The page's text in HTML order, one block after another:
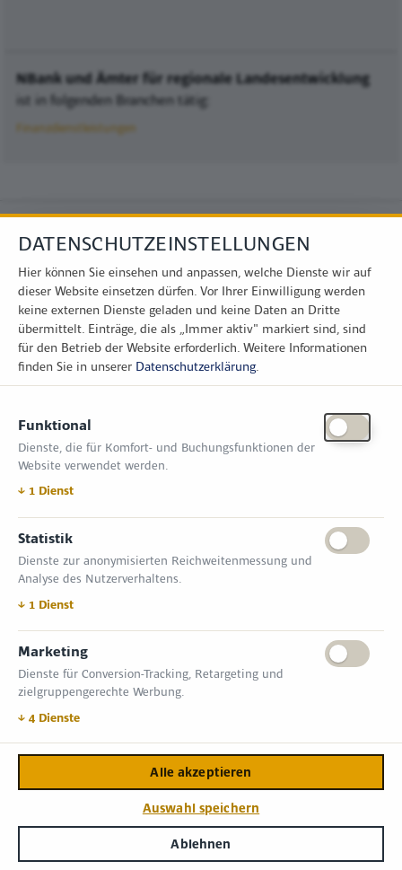
NBank und Ämter für regionale Landesentwicklung
ist in folgenden Branchen tätig:
Finanzdienstleistungen
Zimper Media GmbH
Reinhardtstr. 31, 10117 Berlin
Tel.: +49 (0) 30 814 50 12 600
office@kommunal.de
ÖFFNUNGSZEITEN MESSE
18. November 2026 09:00 – 17:00 Uhr
19. November 2026 09:00 – 17:00 Uhr
VERANSTALTUNGSORT
Messe Erfurt GmbH
Gothaer Straße 34 | D-99094 Erfurt
INFORMATIONEN
Allgemeine Geschäftsbedingungen (AGB)
Datenschutzerklärung
Kontakt
Zimper Media GmbH.
Login
DATENSCHUTZEINSTELLUNGEN
Hier können Sie einsehen und anpassen, welche Dienste wir auf
dieser Website einsetzen dürfen. Vor Ihrer Einwilligung werden
keine externen Dienste geladen und keine Daten an Dritte
übermittelt. Einträge, die als „Immer aktiv" markiert sind, sind
für den Betrieb der Website erforderlich. Weitere Informationen
finden Sie in unserer Datenschutzerklärung.
Funktional
Dienste, die für Komfort- und Buchungsfunktionen der
Website verwendet werden.
↓ 1 Dienst
Statistik
Dienste zur anonymisierten Reichweitenmessung und
Analyse des Nutzerverhaltens.
↓ 1 Dienst
Marketing
Dienste für Conversion-Tracking, Retargeting und
zielgruppengerechte Werbung.
↓ 4 Dienste
Ablehnen
Auswahl speichern
Alle akzeptieren